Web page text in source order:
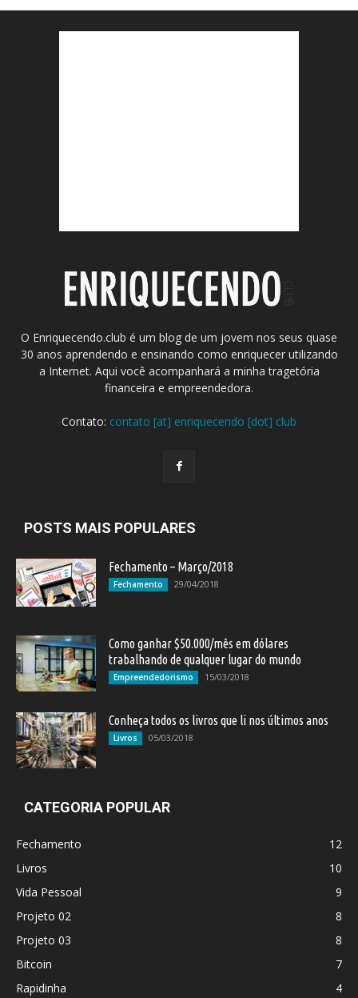
O Enriquecendo.club é um blog de um jovem nos seus quase
30 anos aprendendo e ensinando como enriquecer utilizando
a Internet. Aqui você acompanhará a minha tragetória
financeira e empreendedora.
Contato: contato [at] enriquecendo [dot] club
POSTS MAIS POPULARES
Fechamento – Março/2018
Fechamento 29/04/2018
Como ganhar $50.000/mês em dólares
trabalhando de qualquer lugar do mundo
Empreendedorismo 15/03/2018
Conheça todos os livros que li nos últimos anos
Livros 05/03/2018
CATEGORIA POPULAR
Fechamento
12
Livros
10
Vida Pessoal
9
Projeto 02
8
Projeto 03
8
Bitcoin
7
Rapidinha
4